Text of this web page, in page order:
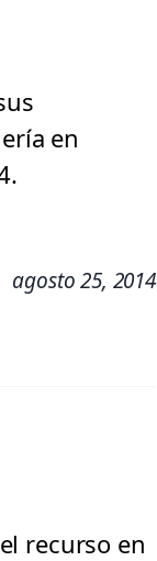
en
agosto 25, 2014
recurso en